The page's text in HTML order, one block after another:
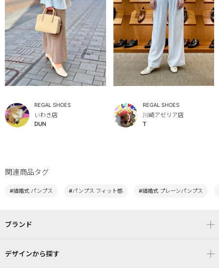
REGAL SHOES
いわき店
DUN
REGAL SHOES
川崎アゼリア店
T
関連商品タグ
#結婚式 パンプス #パンプス フィット感 #結婚式 プレーンパンプス
ブランド
デザインから探す